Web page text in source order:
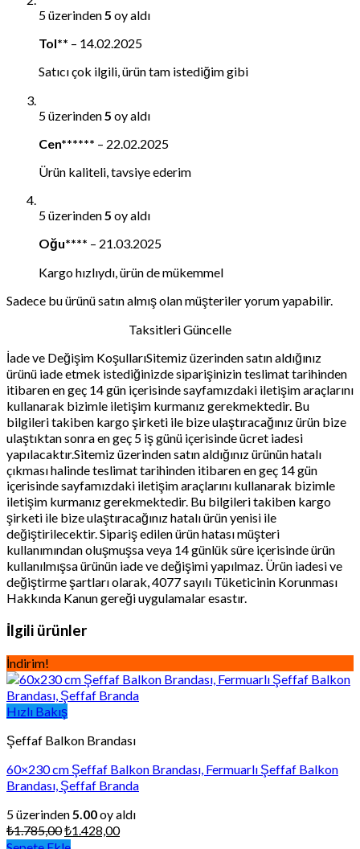
5 üzerinden5 oy aldı
Tol** – 14.02.2025
Satıcı çok ilgili, ürün tam istediğim gibi
5 üzerinden5 oy aldı
Cen****** – 22.02.2025
Ürün kaliteli, tavsiye ederim
5 üzerinden5 oy aldı
Oğu**** – 21.03.2025
Kargo hızlıydı, ürün de mükemmel
Sadece bu ürünü satın almış olan müşteriler yorum yapabilir.
Taksitleri Güncelle
İade ve Değişim KoşullarıSitemiz üzerinden satın aldığınız
ürünü iade etmek istediğinizde siparişinizin teslimat tarihinden
itibaren en geç 14 gün içerisinde sayfamızdaki iletişim araçlarını
kullanarak bizimle iletişim kurmanız gerekmektedir. Bu
bilgileri takiben kargo şirketi ile bize ulaştıracağınız ürün bize
ulaştıktan sonra en geç 5 iş günü içerisinde ücret iadesi
yapılacaktır.Sitemiz üzerinden satın aldığınız ürünün hatalı
çıkması halinde teslimat tarihinden itibaren en geç 14 gün
içerisinde sayfamızdaki iletişim araçlarını kullanarak bizimle
iletişim kurmanız gerekmektedir. Bu bilgileri takiben kargo
şirketi ile bize ulaştıracağınız hatalı ürün yenisi ile
değiştirilecektir. Sipariş edilen ürün hatası müşteri
kullanımından oluşmuşsa veya 14 günlük süre içerisinde ürün
kullanılmışsa ürünün iade ve değişimi yapılmaz. Ürün iadesi ve
değiştirme şartları olarak, 4077 sayılı Tüketicinin Korunması
Hakkında Kanun gereği uygulamalar esastır.
İlgili ürünler
İndirim!
Hızlı Bakış
Şeffaf Balkon Brandası
60×230 cm Şeffaf Balkon Brandası, Fermuarlı Şeffaf Balkon
Brandası, Şeffaf Branda
5 üzerinden 5.00oy aldı
₺1.785,00Orijinal
fiyat:
₺1.428,00Şu